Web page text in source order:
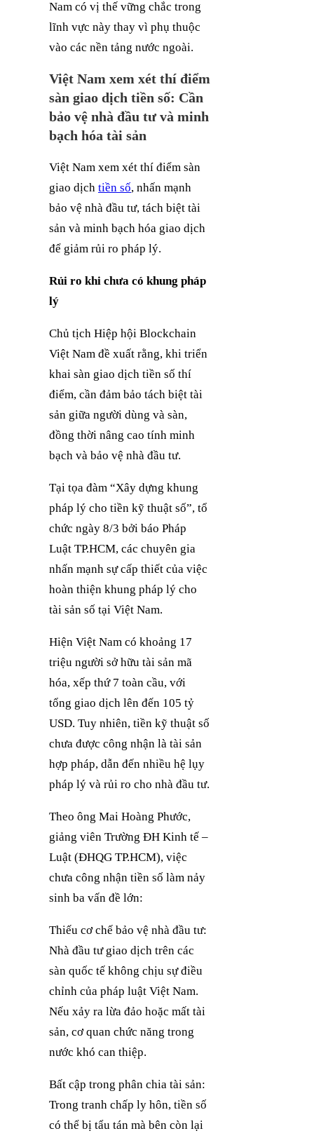
Nam có vị thế vững chắc trong
lĩnh vực này thay vì phụ thuộc
vào các nền tảng nước ngoài.
Việt Nam xem xét thí điểm
sàn giao dịch tiền số: Cần
bảo vệ nhà đầu tư và minh
bạch hóa tài sản
Việt Nam xem xét thí điểm sàn
giao dịch tiền số, nhấn mạnh
bảo vệ nhà đầu tư, tách biệt tài
sản và minh bạch hóa giao dịch
để giảm rủi ro pháp lý.
Rủi ro khi chưa có khung pháp
lý
Chủ tịch Hiệp hội Blockchain
Việt Nam đề xuất rằng, khi triển
khai sàn giao dịch tiền số thí
điểm, cần đảm bảo tách biệt tài
sản giữa người dùng và sàn,
đồng thời nâng cao tính minh
bạch và bảo vệ nhà đầu tư.
Tại tọa đàm “Xây dựng khung
pháp lý cho tiền kỹ thuật số”, tổ
chức ngày 8/3 bởi báo Pháp
Luật TP.HCM, các chuyên gia
nhấn mạnh sự cấp thiết của việc
hoàn thiện khung pháp lý cho
tài sản số tại Việt Nam.
Hiện Việt Nam có khoảng 17
triệu người sở hữu tài sản mã
hóa, xếp thứ 7 toàn cầu, với
tổng giao dịch lên đến 105 tỷ
USD. Tuy nhiên, tiền kỹ thuật số
chưa được công nhận là tài sản
hợp pháp, dẫn đến nhiều hệ lụy
pháp lý và rủi ro cho nhà đầu tư.
Theo ông Mai Hoàng Phước,
giảng viên Trường ĐH Kinh tế –
Luật (ĐHQG TP.HCM), việc
chưa công nhận tiền số làm nảy
sinh ba vấn đề lớn:
Thiếu cơ chế bảo vệ nhà đầu tư:
Nhà đầu tư giao dịch trên các
sàn quốc tế không chịu sự điều
chỉnh của pháp luật Việt Nam.
Nếu xảy ra lừa đảo hoặc mất tài
sản, cơ quan chức năng trong
nước khó can thiệp.
Bất cập trong phân chia tài sản:
Trong tranh chấp ly hôn, tiền số
có thể bị tẩu tán mà bên còn lại